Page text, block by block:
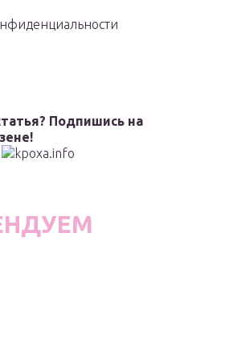
Подпишись на